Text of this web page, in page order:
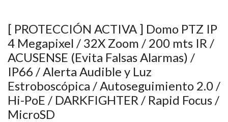
[ PROTECCIÓN ACTIVA ] Domo PTZ IP
4 Megapixel / 32X Zoom / 200 mts IR /
ACUSENSE (Evita Falsas Alarmas) /
IP66 / Alerta Audible y Luz
Estroboscópica / Autoseguimiento 2.0 /
Hi-PoE / DARKFIGHTER / Rapid Focus /
MicroSD